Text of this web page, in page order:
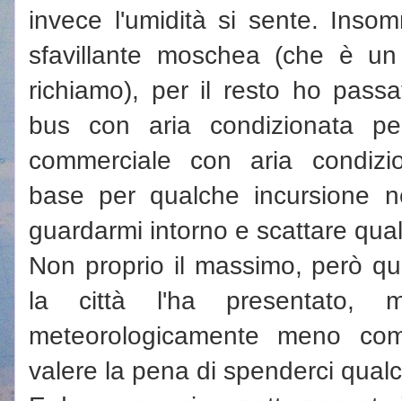
invece l'umidità si sente.
sfavillante moschea (che è
richiamo), per il resto ho
bus con aria condizionata
commerciale con aria
base per qualche incursione
guardarmi intorno e scattare
Non proprio il massimo, però
la città l'ha presentato,
meteorologicamente meno
valere la pena di spenderci